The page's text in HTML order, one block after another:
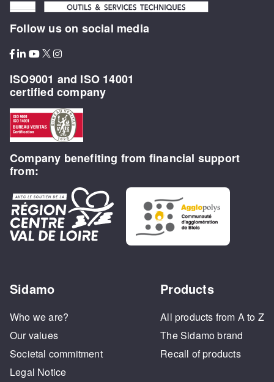
Follow us on social media
ISO9001 and ISO 14001
certified company
Company benefiting from financial support
from:
Sidamo
Who we are?
Our values
Societal commitment
Legal Notice
Products
All products from A to Z
The Sidamo brand
Recall of products